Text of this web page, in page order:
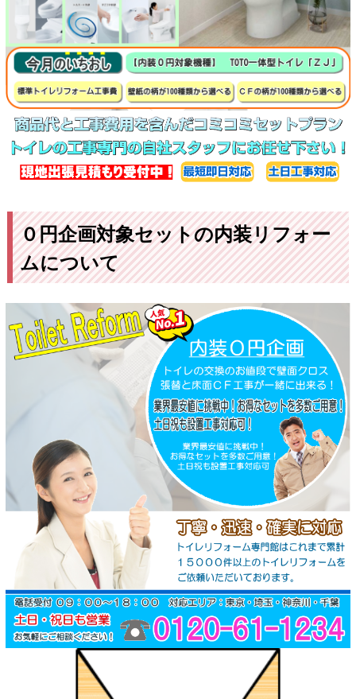
０円企画対象セットの内装リフォー
ムについて